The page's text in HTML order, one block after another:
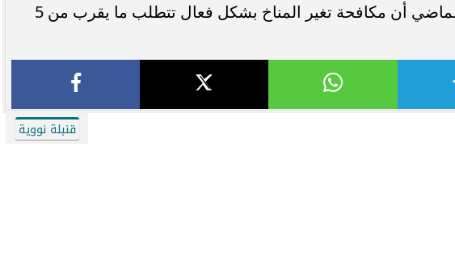
نادريف سانيو أعلن في العام الماضي أن مكافحة تغير المناخ بشكل فعال تتطلب ما يقرب من 5
قنبلة نووية